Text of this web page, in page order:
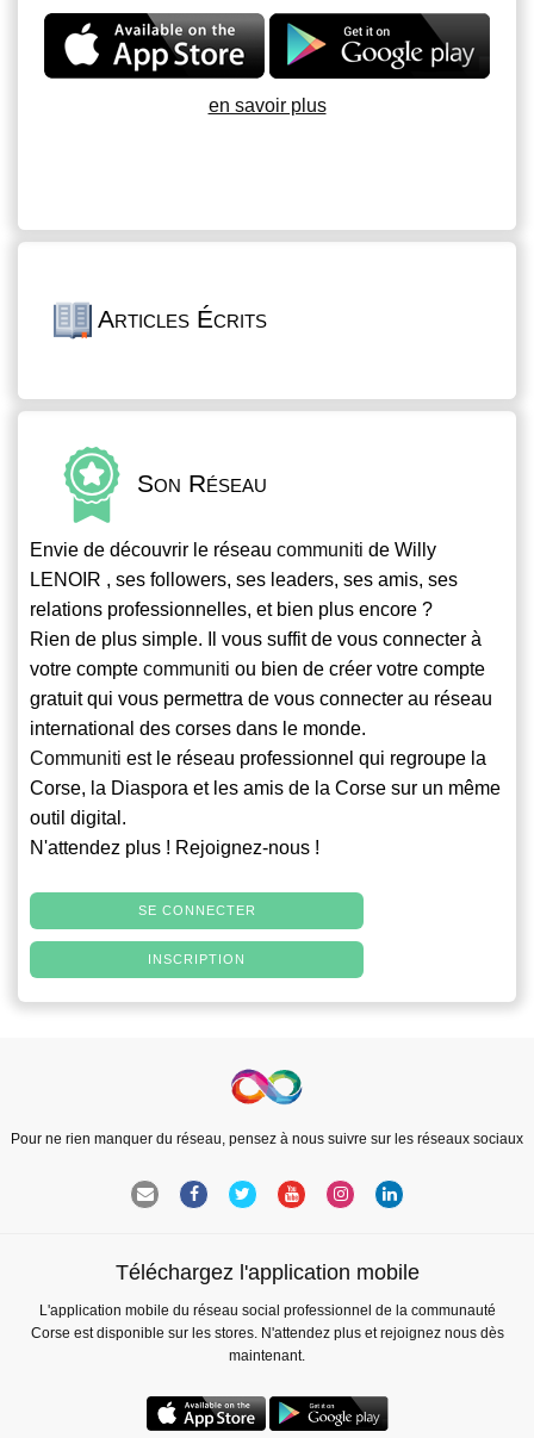
en savoir plus
Articles Écrits
Son Réseau
Envie de découvrir le réseau communiti de Willy
LENOIR , ses followers, ses leaders, ses amis, ses
relations professionnelles, et bien plus encore ?
Rien de plus simple. Il vous suffit de vous connecter à
votre compte communiti ou bien de créer votre compte
gratuit qui vous permettra de vous connecter au réseau
international des corses dans le monde.
Communiti est le réseau professionnel qui regroupe la
Corse, la Diaspora et les amis de la Corse sur un même
outil digital.
N'attendez plus ! Rejoignez-nous !
SE CONNECTER
INSCRIPTION
Pour ne rien manquer du réseau, pensez à nous suivre sur les réseaux sociaux
Téléchargez l'application mobile
L'application mobile du réseau social professionnel de la communauté
Corse est disponible sur les stores. N'attendez plus et rejoignez nous dès
maintenant.